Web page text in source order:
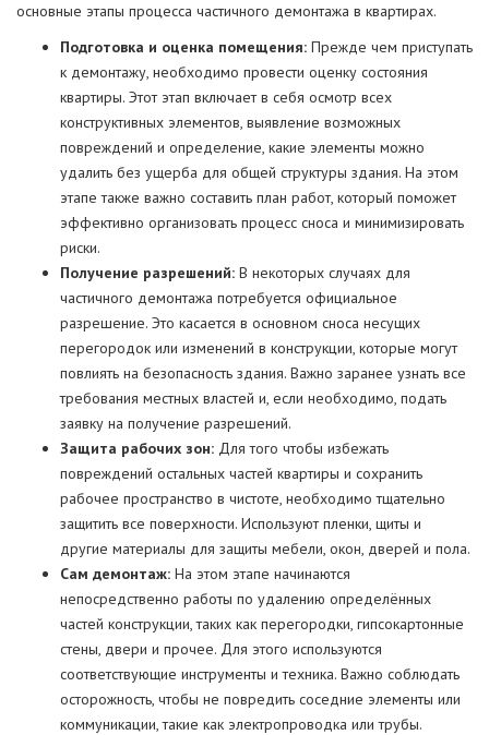
основные этапы процесса частичного демонтажа в квартирах.
Подготовка и оценка помещения: Прежде чем приступать
к демонтажу, необходимо провести оценку состояния
квартиры. Этот этап включает в себя осмотр всех
конструктивных элементов, выявление возможных
повреждений и определение, какие элементы можно
удалить без ущерба для общей структуры здания. На этом
этапе также важно составить план работ, который поможет
эффективно организовать процесс сноса и минимизировать
риски.
Получение разрешений: В некоторых случаях для
частичного демонтажа потребуется официальное
разрешение. Это касается в основном сноса несущих
перегородок или изменений в конструкции, которые могут
повлиять на безопасность здания. Важно заранее узнать все
требования местных властей и, если необходимо, подать
заявку на получение разрешений.
Защита рабочих зон: Для того чтобы избежать
повреждений остальных частей квартиры и сохранить
рабочее пространство в чистоте, необходимо тщательно
защитить все поверхности. Используют пленки, щиты и
другие материалы для защиты мебели, окон, дверей и пола.
Сам демонтаж: На этом этапе начинаются
непосредственно работы по удалению определённых
частей конструкции, таких как перегородки, гипсокартонные
стены, двери и прочее. Для этого используются
соответствующие инструменты и техника. Важно соблюдать
осторожность, чтобы не повредить соседние элементы или
коммуникации, такие как электропроводка или трубы.